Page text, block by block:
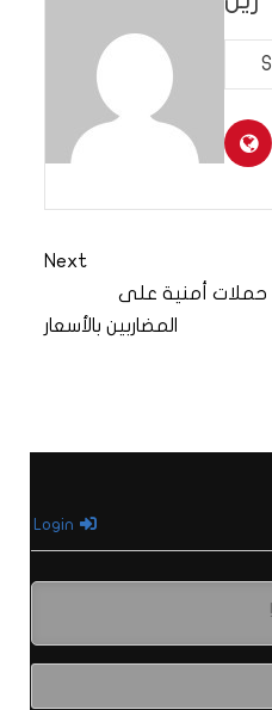
Next
حملات أمنية على
المضاربين بالأسعار